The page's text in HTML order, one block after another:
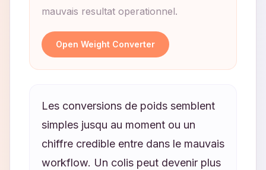
mauvais resultat operationnel.
Open Weight Converter
Les conversions de poids semblent
simples jusqu au moment ou un
chiffre credible entre dans le mauvais
workflow. Un colis peut devenir plus